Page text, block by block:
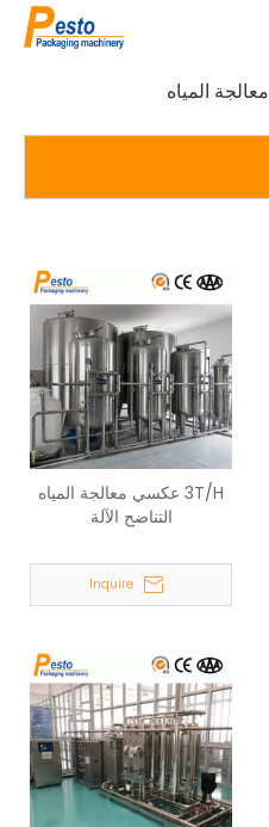
معالجة المياه
3T/H عكسي معالجة المياه
التناضح الآلة
Inquire